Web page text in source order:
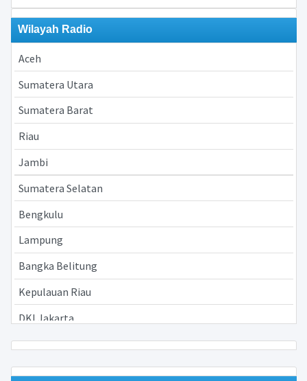
Wilayah Radio
Aceh
Sumatera Utara
Sumatera Barat
Riau
Jambi
Sumatera Selatan
Bengkulu
Lampung
Bangka Belitung
Kepulauan Riau
DKI Jakarta
Jawa Barat
Jawa Tengah